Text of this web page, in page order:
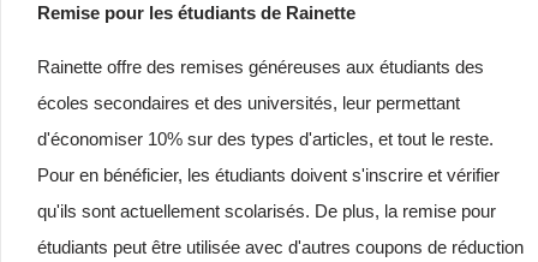
Remise pour les étudiants de Rainette
Rainette offre des remises généreuses aux étudiants des
écoles secondaires et des universités, leur permettant
d'économiser 10% sur des types d'articles, et tout le reste.
Pour en bénéficier, les étudiants doivent s'inscrire et vérifier
qu'ils sont actuellement scolarisés. De plus, la remise pour
étudiants peut être utilisée avec d'autres coupons de réduction